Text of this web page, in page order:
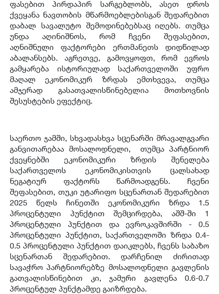
ფასებით პირდაპირ სარგებლობს, ასეთ დროს
ქვეყანა ნავთობის მწარმოებლებისგან შედარებით
დაბალ სავალუტო შემოდინებებსაც იღებს. თუმცა
უნდა აღინიშნოს, რომ ჩვენი შეფასებით,
აღნიშნული ფაქტორები ერთმანეთს დიდწილად
აბალანსებს. აგრეთვე, გამოვყოფთ, რომ ევროს
გამყარება ისტორიულად საქართველოში უფრო
მაღალ ეკონომიკურ ზრდას ემთხვევა, თუმცა
ამჯერად გასათვალისწინებელია მოთხოვნის
შესუსტების ეფექტიც.
საერთო ჯამში, სხვადასხვა სცენარში მრავალგვარი
განვითარებაა მოსალოდნელი, თუმცა პარტნიორ
ქვეყნებში ეკონომიკური ზრდის შენელება
საქართველოს ეკონომიკისთვის ცალსახად
ნეგატიურ ფაქტორს წარმოადგენს. ჩვენი
შეფასებით, თუკი უტარიფო სცენართან შედარებით
2025 წელს ჩინეთში ეკონომიკური ზრდა 1.5
პროცენტული პუნქტით შემცირდება, აშშ-ში 1
პროცენტული პუნქტით და ევროკავშირში - 0.5
პროცენტული პუნქტით, საქართველოში ზრდა 0.4-
0.5 პროცენტული პუნქტით დაიკლებს, ჩვენს საბაზო
სცენართან შედარებით. დარჩენილ ძირითად
სავაჭრო პარტნიორებზე მოსალოდნელი გავლენის
გათვალისწინებით კი, ჯამური გავლენა 0.6-0.7
პროცენტულ პუნქტამდე გაიზრდება.